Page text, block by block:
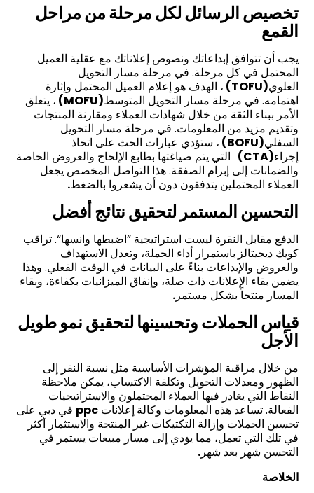
تخصيص الرسائل لكل مرحلة من مراحل
القمع
يجب أن تتوافق إبداعاتك ونصوص إعلاناتك مع عقلية العميل
المحتمل في كل مرحلة. في مرحلة مسار التحويل
العلوي(TOFU) ، الهدف هو إعلام العميل المحتمل وإثارة
اهتمامه. في مرحلة مسار التحويل المتوسط(MOFU) ، يتعلق
الأمر ببناء الثقة من خلال شهادات العملاء ومقارنة المنتجات
وتقديم مزيد من المعلومات. في مرحلة مسار التحويل
السفلي(BOFU) ، ستؤدي عبارات الحث على اتخاذ
إجراء(CTA) التي يتم صياغتها بطابع الإلحاح والعروض الخاصة
والضمانات إلى إبرام الصفقة. هذا التواصل المخصص يجعل
العملاء المحتملين يتدفقون دون أن يشعروا بالضغط.
التحسين المستمر لتحقيق نتائج أفضل
الدفع مقابل النقرة ليست استراتيجية ”اضبطها وانسها“. تراقب
كويك ديجيتالز باستمرار أداء الحملة، وتعدل الاستهداف
والعروض والإبداعات بناءً على البيانات في الوقت الفعلي. وهذا
يضمن بقاء الإعلانات ذات صلة، وإنفاق الميزانيات بكفاءة، وبقاء
المسار منتجاً بشكل مستمر.
قياس الحملات وتحسينها لتحقيق نمو طويل
الأجل
من خلال مراقبة المؤشرات الأساسية مثل نسبة النقر إلى
الظهور ومعدلات التحويل وتكلفة الاكتساب، يمكن ملاحظة
النقاط التي يغادر فيها العملاء المحتملون والاستراتيجيات
الفعالة. تساعد هذه المعلومات وكالةإعلاناتppc في دبي على
تحسين الحملات وإزالة التكتيكات غير المنتجة والاستثمار أكثر
في تلك التي تعمل، مما يؤدي إلى مسار مبيعات يستمر في
التحسن شهر بعد شهر.
الخلاصة